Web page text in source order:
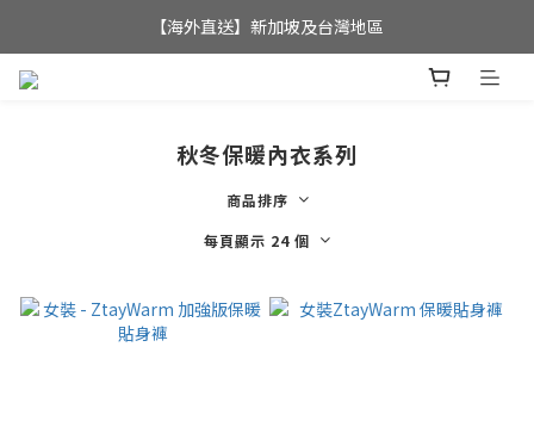
全店滿$350，即可享港澳地區免運費;
【海外直送】新加坡及台灣地區
秋冬保暖內衣系列
商品排序
每頁顯示 24 個